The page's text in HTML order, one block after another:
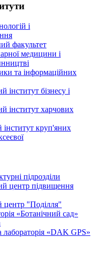
і
факультет
медицини і
та інформаційних
інститут бізнесу і
інститут харчових
інститут круп'яних
підрозділи
центр підвищення
центр "Поділля"
«Ботанічний сад»
лабораторія «DAK GPS»